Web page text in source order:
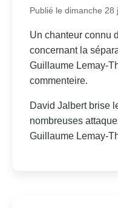
Publié le dimanche 28
Un chanteur connu
concernant la
Guillaume Lemay-
commenteire.
David Jalbert brise
nombreuses
Guillaume Lemay-